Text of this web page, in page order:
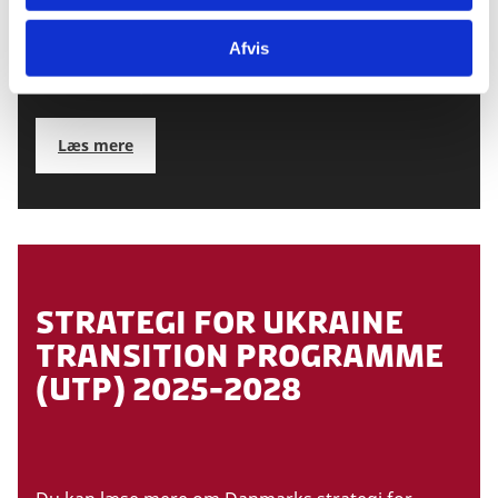
Afvis
I 2025 lancerer Danmark sit største
(UTP), som støtter Ukraine med et budget på 2,8
Læs mere
Strategi for Ukraine
Transition Programme
(UTP) 2025-2028